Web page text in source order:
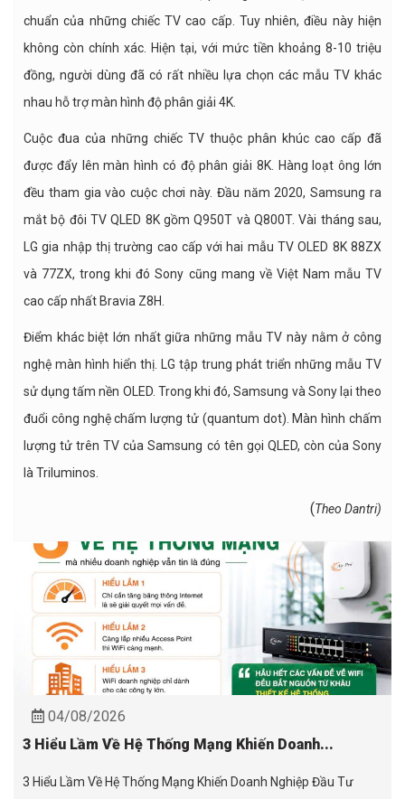
chuẩn của những chiếc TV cao cấp. Tuy nhiên, điều này hiện
không còn chính xác. Hiện tại, với mức tiền khoảng 8-10 triệu
đồng, người dùng đã có rất nhiều lựa chọn các mẫu TV khác
nhau hỗ trợ màn hình độ phân giải 4K.
Cuộc đua của những chiếc TV thuộc phân khúc cao cấp đã
được đẩy lên màn hình có độ phân giải 8K. Hàng loạt ông lớn
đều tham gia vào cuộc chơi này. Đầu năm 2020, Samsung ra
mắt bộ đôi TV QLED 8K gồm Q950T và Q800T. Vài tháng sau,
LG gia nhập thị trường cao cấp với hai mẫu TV OLED 8K 88ZX
và 77ZX, trong khi đó Sony cũng mang về Việt Nam mẫu TV
cao cấp nhất Bravia Z8H.
Điểm khác biệt lớn nhất giữa những mẫu TV này nằm ở công
nghệ màn hình hiển thị. LG tập trung phát triển những mẫu TV
sử dụng tấm nền OLED. Trong khi đó, Samsung và Sony lại theo
đuổi công nghệ chấm lượng tử (quantum dot). Màn hình chấm
lượng tử trên TV của Samsung có tên gọi QLED, còn của Sony
là Triluminos.
(Theo Dantri)
04/08/2026
3 Hiểu Lầm Về Hệ Thống Mạng Khiến Doanh...
3 Hiểu Lầm Về Hệ Thống Mạng Khiến Doanh Nghiệp Đầu Tư